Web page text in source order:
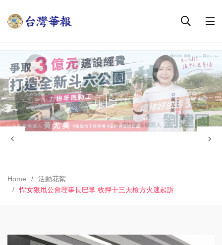
Home
活動花絮
悍女狠甩公會理事長巴掌 收押十三天檢方火速起訴